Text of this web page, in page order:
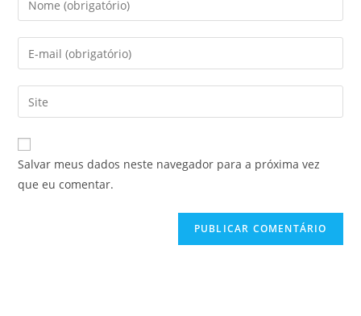
Salvar meus dados neste navegador para a próxima vez
que eu comentar.